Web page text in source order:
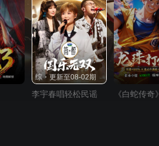
综・更新至08-02期
李宇春唱轻松民谣 《白蛇传奇》